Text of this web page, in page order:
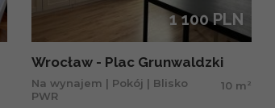
1 100 PLN
Wrocław - Plac Grunwaldzki
Na wynajem | Pokój | Blisko
PWR
10 m 2